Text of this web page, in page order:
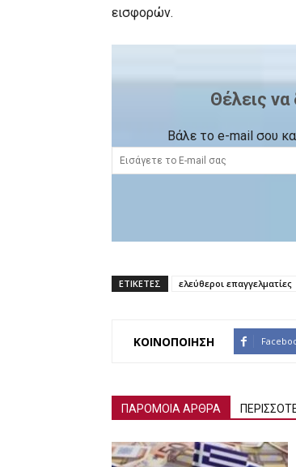
εισφορών.
Θέλεις
Βάλε το e-mail σου
ΕΤΙΚΕΤΕΣ ελεύθεροι επαγγελματίες
ΚΟΙΝΟΠΟΙΗΣΗ
ΠΑΡΟΜΟΙΑ ΑΡΘΡΑ